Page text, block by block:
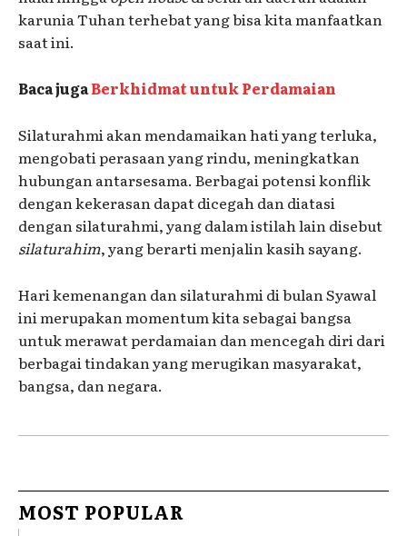
karunia Tuhan terhebat yang bisa kita manfaatkan
saat ini.
Baca jugaBerkhidmat untuk Perdamaian
Silaturahmi akan mendamaikan hati yang terluka,
mengobati perasaan yang rindu, meningkatkan
hubungan antarsesama. Berbagai potensi konflik
dengan kekerasan dapat dicegah dan diatasi
dengan silaturahmi, yang dalam istilah lain disebut
silaturahim, yang berarti menjalin kasih sayang.
Hari kemenangan dan silaturahmi di bulan Syawal
ini merupakan momentum kita sebagai bangsa
untuk merawat perdamaian dan mencegah diri dari
berbagai tindakan yang merugikan masyarakat,
bangsa, dan negara.
MOST POPULAR